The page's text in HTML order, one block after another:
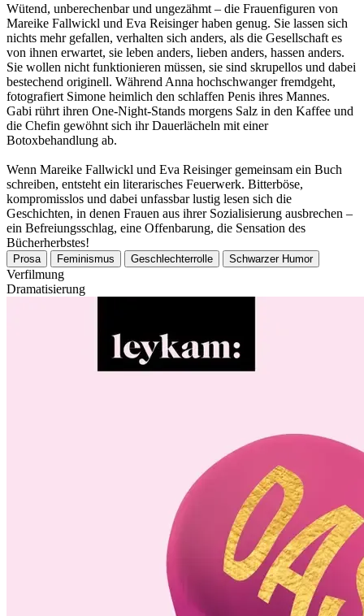
Wütend, unberechenbar und ungezähmt – die Frauenfiguren von
Mareike Fallwickl und Eva Reisinger haben genug. Sie lassen sich
nichts mehr gefallen, verhalten sich anders, als die Gesellschaft es
von ihnen erwartet, sie leben anders, lieben anders, hassen anders.
Sie wollen nicht funktionieren müssen, sie sind skrupellos und dabei
bestechend originell. Während Anna hochschwanger fremdgeht,
fotografiert Simone heimlich den schlaffen Penis ihres Mannes.
Gabi rührt ihren One-Night-Stands morgens Salz in den Kaffee und
die Chefin gewöhnt sich ihr Dauerlächeln mit einer
Botoxbehandlung ab.
Wenn Mareike Fallwickl und Eva Reisinger gemeinsam ein Buch
schreiben, entsteht ein literarisches Feuerwerk. Bitterböse,
kompromisslos und dabei unfassbar lustig lesen sich die
Geschichten, in denen Frauen aus ihrer Sozialisierung ausbrechen –
ein Befreiungsschlag, eine Offenbarung, die Sensation des
Bücherherbstes!
Prosa Feminismus Geschlechterrolle Schwarzer Humor
Verfilmung
Dramatisierung